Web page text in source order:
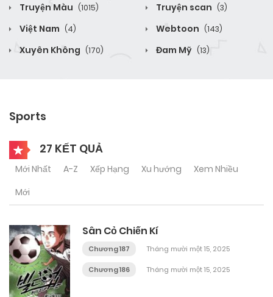
Truyện Màu (1015) Truyện scan (3)
Việt Nam (4) Webtoon (143)
Xuyên Không (170) Đam Mỹ (13)
Sports
27 KẾT QUẢ
Mới Nhất A-Z Xếp Hạng Xu hướng
Xem Nhiều
Mới
Sân Cỏ Chiến Kí
Chương 187 Tháng mười một 15, 2025
Chương 186 Tháng mười một 15, 2025